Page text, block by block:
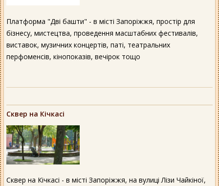
Платформа "Дві башти" - в місті Запоріжжя, простір для
бізнесу, мистецтва, проведення масштабних фестивалів,
виставок, музичних концертів, паті, театральних
перфоменсів, кінопоказів, вечірок тощо
Сквер на Кічкасі
Сквер на Кічкасі - в місті Запоріжжя, на вулиці Лізи Чайкіної,